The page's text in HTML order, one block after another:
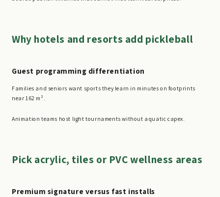
Why hotels and resorts add pickleball
Guest programming differentiation
Families and seniors want sports they learn in minutes on footprints
near 162 m².
Animation teams host light tournaments without aquatic capex.
Pick acrylic, tiles or PVC wellness areas
Premium signature versus fast installs